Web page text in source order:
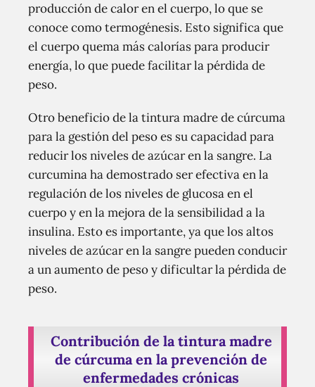
producción de calor en el cuerpo, lo que se
conoce como termogénesis. Esto significa que
el cuerpo quema más calorías para producir
energía, lo que puede facilitar la pérdida de
peso.
Otro beneficio de la tintura madre de cúrcuma
para la gestión del peso es su capacidad para
reducir los niveles de azúcar en la sangre. La
curcumina ha demostrado ser efectiva en la
regulación de los niveles de glucosa en el
cuerpo y en la mejora de la sensibilidad a la
insulina. Esto es importante, ya que los altos
niveles de azúcar en la sangre pueden conducir
a un aumento de peso y dificultar la pérdida de
peso.
Contribución de la tintura madre
de cúrcuma en la prevención de
enfermedades crónicas